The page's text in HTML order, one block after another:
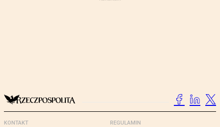
KONTAKT REGULAMIN